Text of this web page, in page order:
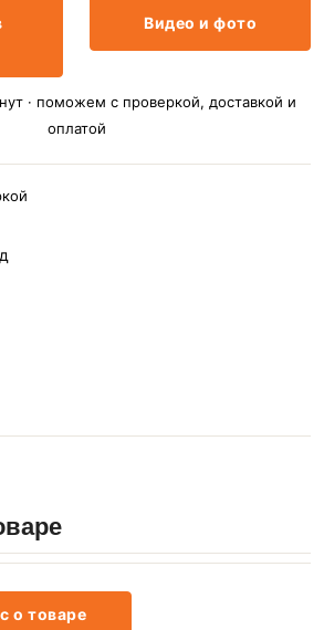
Видео и фото
· поможем с проверкой, доставкой и
оплатой
о товаре